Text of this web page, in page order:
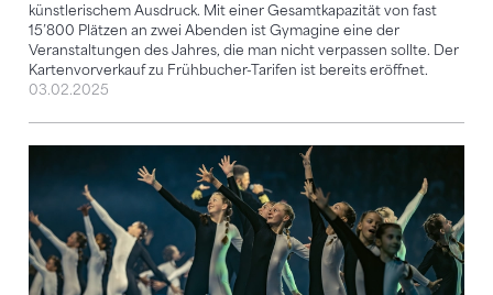
künstlerischem Ausdruck. Mit einer Gesamtkapazität von fast
15’800 Plätzen an zwei Abenden ist Gymagine eine der
Veranstaltungen des Jahres, die man nicht verpassen sollte. Der
Kartenvorverkauf zu Frühbucher-Tarifen ist bereits eröffnet.
03.02.2025
Die Gymotion begeistert auch in der Westschweiz